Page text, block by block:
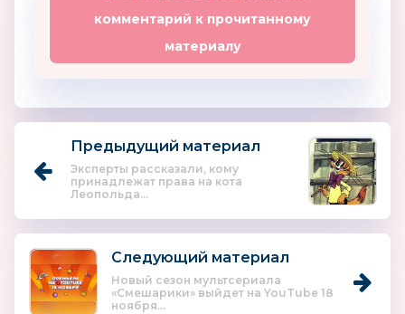
комментарий к прочитанному
материалу
Предыдущий материал
Эксперты рассказали, кому
принадлежат права на кота
Леопольда...
Следующий материал
Новый сезон мультсериала
«Смешарики» выйдет на YouTube 18
ноября...